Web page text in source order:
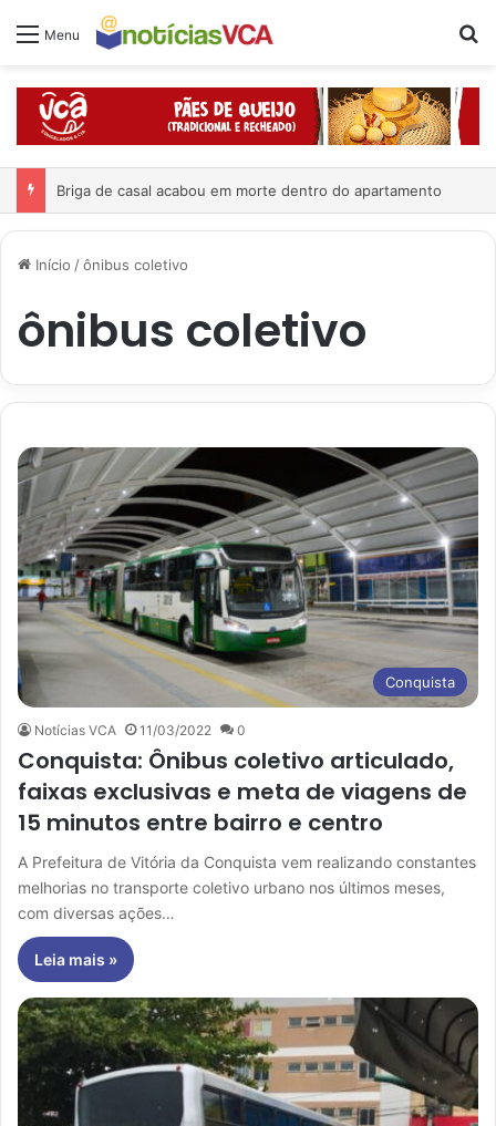
Menu
Briga de casal acabou em morte dentro do apartamento
Início /ônibus coletivo
ônibus coletivo
Conquista
Notícias VCA 11/03/2022 0
Conquista: Ônibus coletivo articulado,
faixas exclusivas e meta de viagens de
15 minutos entre bairro e centro
A Prefeitura de Vitória da Conquista vem realizando constantes
melhorias no transporte coletivo urbano nos últimos meses,
com diversas ações…
Leia mais »